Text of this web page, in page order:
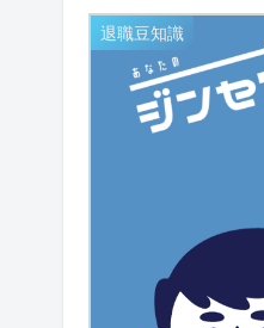
退職豆知識